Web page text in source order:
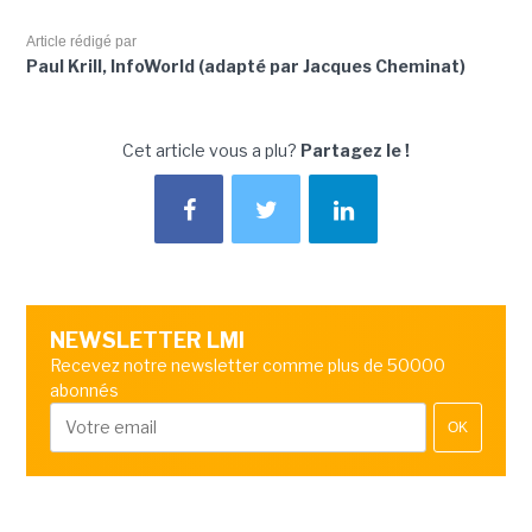
Article rédigé par
Paul Krill, InfoWorld (adapté par Jacques Cheminat)
Cet article vous a plu? Partagez le !
NEWSLETTER LMI
Recevez notre newsletter comme plus de 50000
abonnés
OK